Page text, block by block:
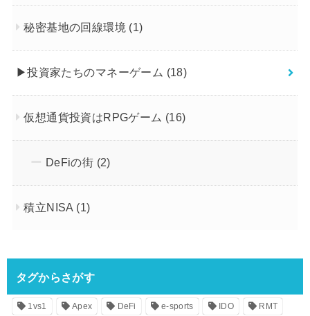
秘密基地の回線環境 (1)
▶︎投資家たちのマネーゲーム (18)
仮想通貨投資はRPGゲーム (16)
DeFiの街 (2)
積立NISA (1)
タグからさがす
1vs1 Apex DeFi e-sports IDO RMT